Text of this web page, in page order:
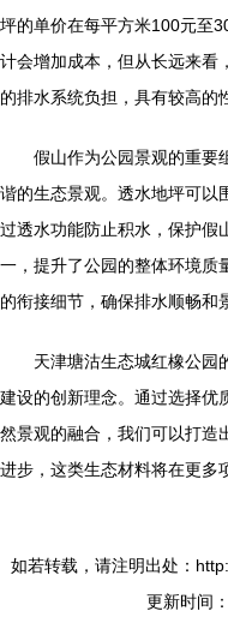
坪的单价在每平方米100元至
计会增加成本，但从长远来看
的排水系统负担，具有较高的
假山作为公园景观的重要
谐的生态景观。透水地坪可以
过透水功能防止积水，保护假
一，提升了公园的整体环境质
的衔接细节，确保排水顺畅和
天津塘沽生态城红橡公园
建设的创新理念。通过选择优
然景观的融合，我们可以打造
进步，这类生态材料将在更多
如若转载，请注明出处：
更新时间